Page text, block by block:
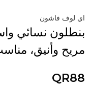
اي لوف فاشون
بنطلون نسائي
مريح وأنيق،
QR88